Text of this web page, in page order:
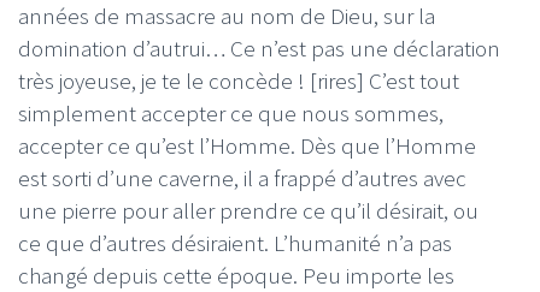
années de massacre au nom de Dieu, sur la
domination d’autrui… Ce n’est pas une déclaration
très joyeuse, je te le concède ! [rires] C’est tout
simplement accepter ce que nous sommes,
accepter ce qu’est l’Homme. Dès que l’Homme
est sorti d’une caverne, il a frappé d’autres avec
une pierre pour aller prendre ce qu’il désirait, ou
ce que d’autres désiraient. L’humanité n’a pas
changé depuis cette époque. Peu importe les